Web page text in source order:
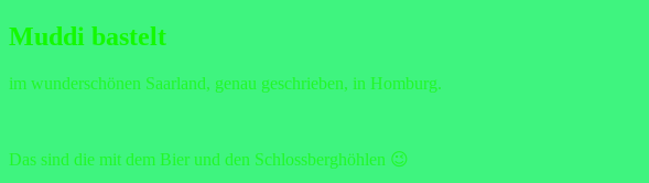
Muddi bastelt
im wunderschönen Saarland, genau geschrieben, in Homburg.
Das sind die mit dem Bier und den Schlossberghöhlen 😉